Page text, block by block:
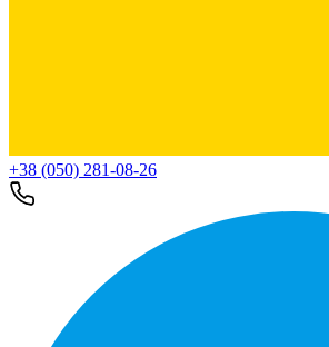
+38 (050) 281-08-26